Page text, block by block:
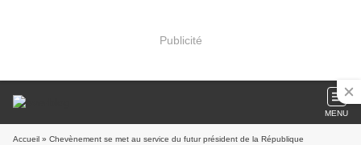
Publicité
MENU
Accueil » Chevènement se met au service du futur président de la République